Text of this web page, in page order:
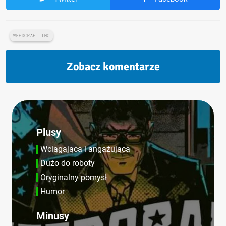
WEEDCRAFT INC
Zobacz komentarze
Plusy
Wciągająca i angażująca
Dużo do roboty
Oryginalny pomysł
Humor
Minusy